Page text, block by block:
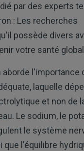
par des experts
: Les recherches
possède divers
votre santé
aborde l'importance
laquelle
et non de
Le sodium, le
le système
que l'équilibre